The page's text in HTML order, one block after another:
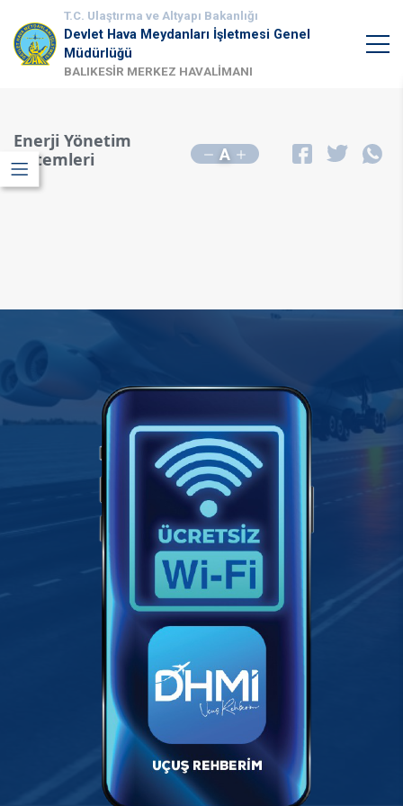
T.C. Ulaştırma ve Altyapı Bakanlığı
Devlet Hava Meydanları İşletmesi Genel
Müdürlüğü
BALIKESİR MERKEZ HAVALİMANI
Enerji Yönetim
Sistemleri
A